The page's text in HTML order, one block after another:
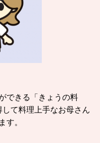
できる「きょうの料
て料理上手なお母さん
す。